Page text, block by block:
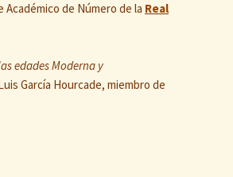
de Número de la Real
edades Moderna y
García Hourcade, miembro de